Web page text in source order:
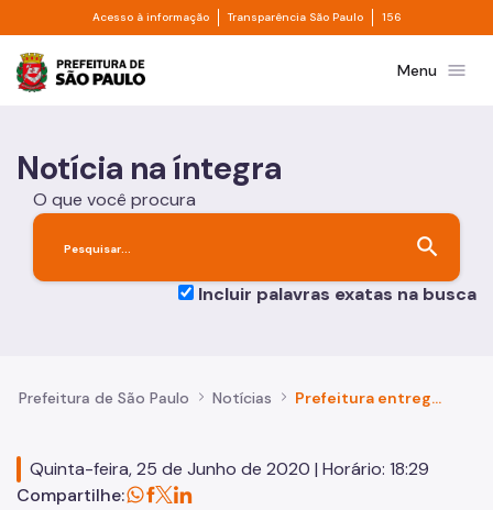
Pular para o Conteúdo principal
Acesso à informação Divisor de acesso à informação
Transparência São Paulo Divisor de
156
Prefeitura de São PauloMenu menu
Notícia na íntegra
O que você procura
search
Incluir palavras exatas na busca
Prefeitura de São Paulo Notícias Prefeitura entrega leitos para pacientes com covid-19 em hospitais da Zona Norte
Quinta-feira, 25 de Junho de 2020 | Horário: 18:29
Compartilhe: